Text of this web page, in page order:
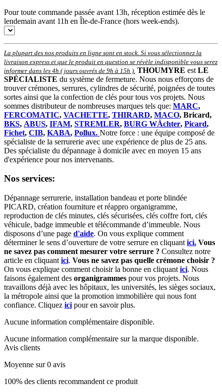
Pour toute commande passée avant 13h, réception estimée dès le
lendemain avant 11h en Île-de-France (hors week-ends).
La plupart des nos produits en ligne sont en stock. Si vous sélectionnez la
livraison express et que le produit en question se révèle indisponible vous serez
informer dans les 4h ( jours ouvrés de 9h à 15h ) THOUMYRE est LE
SPÉCIALISTE du système de fermeture. Nous nous efforçons de
trouver crémones, serrures, cylindres de sécurité, poignées de toutes
sortes ainsi que la confection de clés pour tous vos projets. Nous
sommes distributeur de nombreuses marques tels que: MARC,
FERCOMATIC, VACHETTE, THIRARD, MACO, Bricard,
BKS, ABUS, IFAM, STREMLER, BURG WÄchter, Picard,
Fichet, CIB, KABA, Pollux. Notre force : une équipe composé de
spécialiste de la serrurerie avec une expérience de plus de 25 ans.
Des spécialiste du dépannage à domicile avec en moyen 15 ans
d'expérience pour nos intervenants.
Nos services:
Dépannage serrurerie, installation bandeau et porte blindée
PICARD, création fourniture et réappro organigramme,
reproduction de clés minutes, clés sécurisées, clés coffre fort, clés
véhicule, badge immeuble et télécommande d’immeuble. Nous
disposons d’une page d'aide. On vous explique comment
déterminer le sens d’ouverture de votre serrure en cliquant ici. Vous
ne savez pas comment mesurer votre serrure ? Consultez notre
article en cliquant ici. Vous ne savez pas quelle crémone choisir ?
On vous explique comment choisir la bonne en cliquant ici. Nous
faisons également des organigrammes pour vos projets. Nous
travaillons déjà avec les hôpitaux, les universités, les sièges sociaux,
la métropole ainsi que la promotion immobilière qui nous font
confiance. Cliquez ici pour en savoir plus.
Aucune information complémentaire disponible.
Aucune information complémentaire sur la marque disponible.
Avis clients
Moyenne sur 0 avis
100% des clients recommandent ce produit